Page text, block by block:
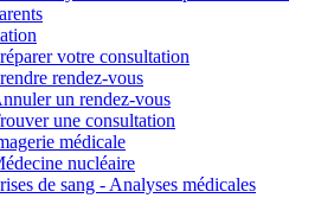
votre consultation
rendez-vous
un rendez-vous
une consultation
médicale
nucléaire
de sang - Analyses médicales